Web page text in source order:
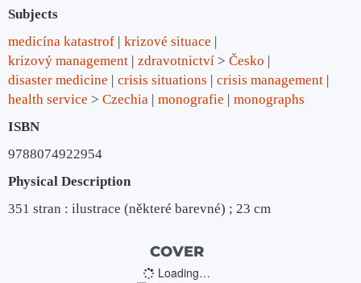
Subjects
medicína katastrof
krizové situace
krizový management
zdravotnictví > Česko
disaster medicine
crisis situations
crisis management
health service > Czechia monografie
monographs
ISBN
9788074922954
Physical Description
351 stran : ilustrace (některé barevné) ; 23 cm
COVER
Loading…